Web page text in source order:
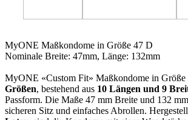
MyONE Maßkondome in Größe 47 D
Nominale Breite: 47mm, Länge: 132mm
MyONE «Custom Fit» Maßkondome in Größe
Größen, bestehend aus 10 Längen und 9
Passform. Die Maße 47 mm Breite und 132
sicheren Sitz und einfaches Abrollen.